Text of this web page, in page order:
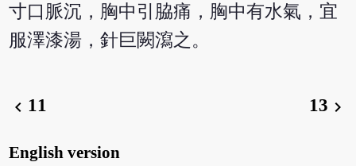
寸口脈沉，胸中引脇痛，胸中有水氣，宜
服澤漆湯，針巨闕瀉之。
chevron_left 11 13 chevron_right
English version